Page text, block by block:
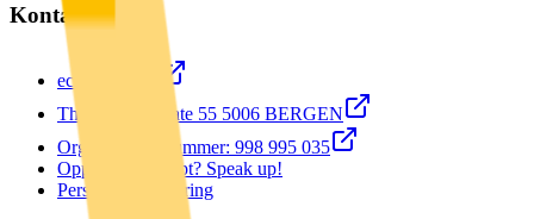
Kontakt oss ☎️
echo@uib.no
Thormøhlens gate 55 5006 BERGEN
Organisasjonsnummer: 998 995 035
Opplevd noe kjipt? Speak up!
Personvernerklæring